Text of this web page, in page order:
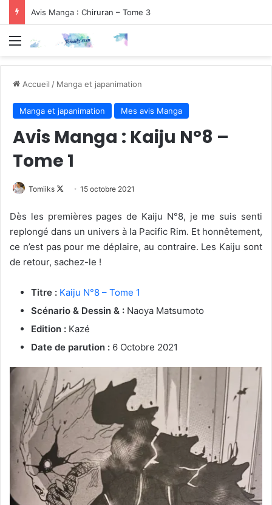
Avis Manga : Chiruran – Tome 3
Menu
Accueil / Manga et japanimation
Manga et japanimation Mes avis Manga
Avis Manga : Kaiju N°8 –
Tome 1
Tomiiks
Follow
X
15 octobre 2021
Dès les premières pages de Kaiju N°8, je me suis senti
replongé dans un univers à la Pacific Rim. Et honnêtement,
ce n’est pas pour me déplaire, au contraire. Les Kaiju sont
de retour, sachez-le !
Titre : Kaiju N°8 – Tome 1
Scénario & Dessin & : Naoya Matsumoto
Edition : Kazé
Date de parution : 6 Octobre 2021